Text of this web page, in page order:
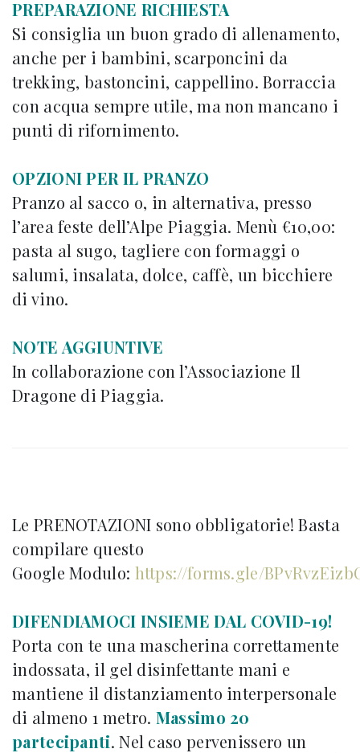
PREPARAZIONE RICHIESTA
Si consiglia un buon grado di allenamento,
anche per i bambini, scarponcini da
trekking, bastoncini, cappellino. Borraccia
con acqua sempre utile, ma non mancano i
punti di rifornimento.
OPZIONI PER IL PRANZO
Pranzo al sacco o, in alternativa, presso
l’area feste dell’Alpe Piaggia. Menù €10,00:
pasta al sugo, tagliere con formaggi o
salumi, insalata, dolce, caffè, un bicchiere
di vino.
NOTE AGGIUNTIVE
In collaborazione con l’Associazione Il
Dragone di Piaggia.
Le PRENOTAZIONI sono obbligatorie! Basta
compilare questo
Google Modulo: https://forms.gle/
DIFENDIAMOCI INSIEME DAL COVID-19!
Porta con te una mascherina correttamente
indossata, il gel disinfettante mani e
mantiene il distanziamento interpersonale
di almeno 1 metro. Massimo 20
partecipanti. Nel caso pervenissero un